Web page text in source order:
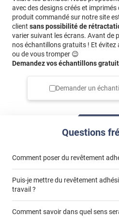
avec des designs créés et
produit commandé sur notre site
client sans possibilité de
varier suivant les écrans. Avant de
nos échantillons gratuits ! Et évitez
ou de vous tromper 😉
Demandez vos échantillons
Demander un
Questions
Comment poser du revêtement
« Comment poser un
Puis-je mettre du revêtement
travail ?
Comment savoir dans quel sens